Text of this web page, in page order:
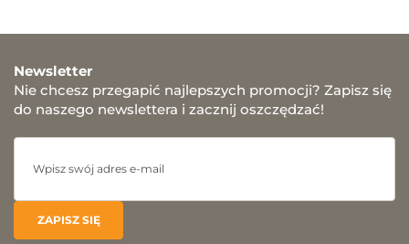
Newsletter
Nie chcesz przegapić najlepszych promocji? Zapisz się
do naszego newslettera i zacznij oszczędzać!